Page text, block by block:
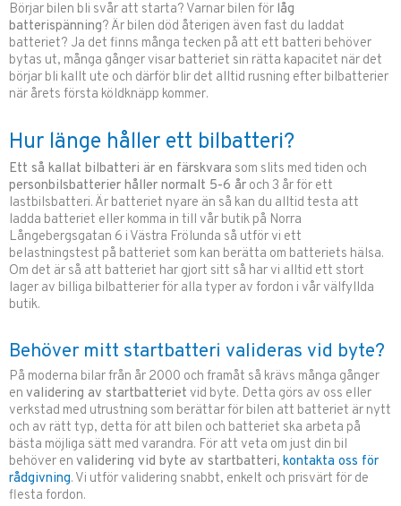
Börjar bilen bli svår att starta? Varnar bilen för låg
batterispänning? Är bilen död återigen även fast du laddat
batteriet? Ja det finns många tecken på att ett batteri behöver
bytas ut, många gånger visar batteriet sin rätta kapacitet när det
börjar bli kallt ute och därför blir det alltid rusning efter bilbatterier
när årets första köldknäpp kommer.
Hur länge håller ett bilbatteri?
Ett så kallat bilbatteri är en färskvara som slits med tiden och
personbilsbatterier håller normalt 5-6 år och 3 år för ett
lastbilsbatteri. Är batteriet nyare än så kan du alltid testa att
ladda batteriet eller komma in till vår butik på Norra
Långebergsgatan 6 i Västra Frölunda så utför vi ett
belastningstest på batteriet som kan berätta om batteriets hälsa.
Om det är så att batteriet har gjort sitt så har vi alltid ett stort
lager av billiga bilbatterier för alla typer av fordon i vår välfyllda
butik.
Behöver mitt startbatteri valideras vid byte?
På moderna bilar från år 2000 och framåt så krävs många gånger
en validering av startbatteriet vid byte. Detta görs av oss eller
verkstad med utrustning som berättar för bilen att batteriet är nytt
och av rätt typ, detta för att bilen och batteriet ska arbeta på
bästa möjliga sätt med varandra. För att veta om just din bil
behöver en validering vid byte av startbatteri, kontakta oss för
rådgivning. Vi utför validering snabbt, enkelt och prisvärt för de
flesta fordon.